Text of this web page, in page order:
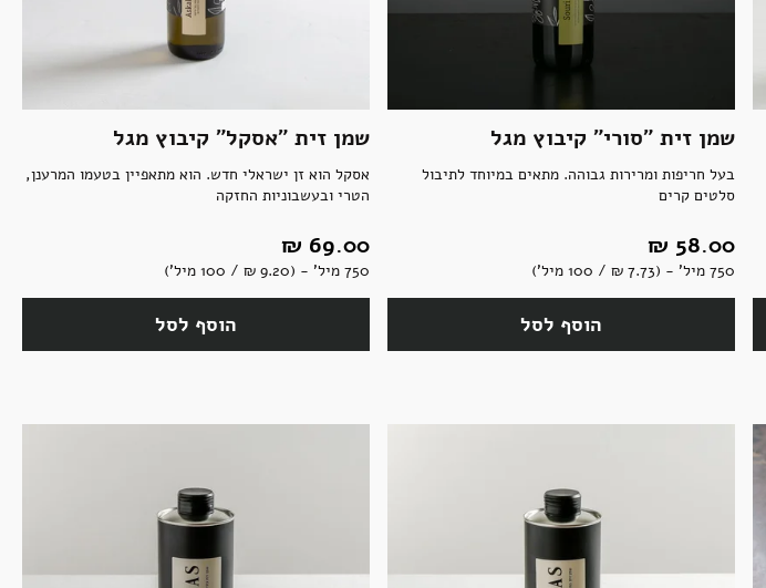
שמן זית "סורי" קיבוץ מגל
בעל חריפות ומרירות גבוהה. מתאים במיוחד לתיבול
סלטים קרים
58.00 ‏₪
750 מיל' - (7.73 ‏₪ / 100 מיל')
הוסף לסל
שמן זית "אסקל" קיבוץ מגל
אסקל הוא זן ישראלי חדש. הוא מתאפיין בטעמו המרענן,
הטרי ובעשבוניות החזקה
69.00 ‏₪
750 מיל' - (9.20 ‏₪ / 100 מיל')
הוסף לסל